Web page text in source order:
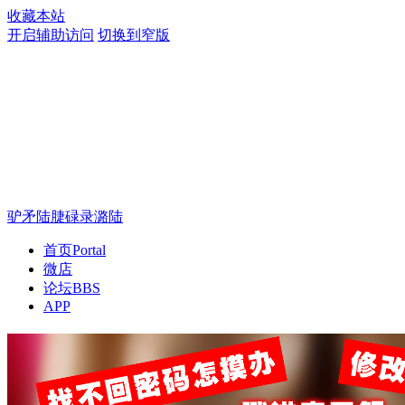
收藏本站
开启辅助访问 切换到窄版
驴矛陆脻碌录潞陆
首页Portal
微店
论坛BBS
APP